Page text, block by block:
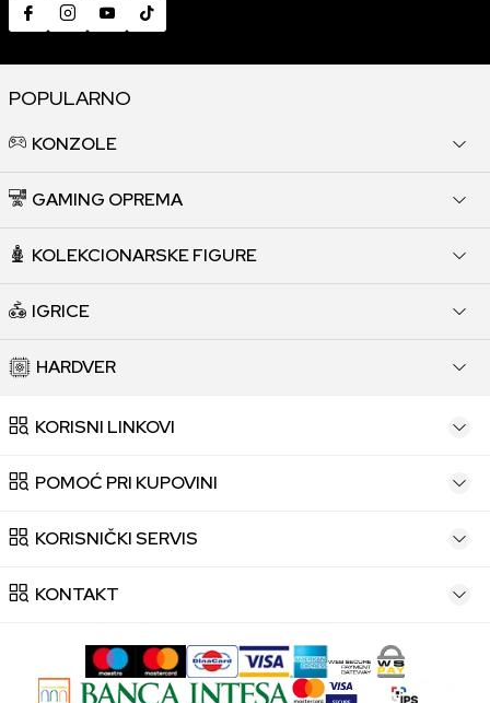
POPULARNO
KONZOLE
GAMING OPREMA
KOLEKCIONARSKE FIGURE
IGRICE
HARDVER
KORISNI LINKOVI
POMOĆ PRI KUPOVINI
KORISNIČKI SERVIS
KONTAKT